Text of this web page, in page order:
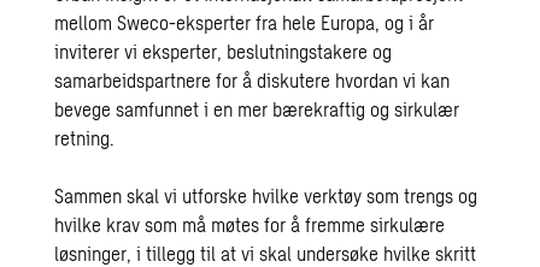
mellom Sweco-eksperter fra hele Europa, og i år
inviterer vi eksperter, beslutningstakere og
samarbeidspartnere for å diskutere hvordan vi kan
bevege samfunnet i en mer bærekraftig og sirkulær
retning.
Sammen skal vi utforske hvilke verktøy som trengs og
hvilke krav som må møtes for å fremme sirkulære
løsninger, i tillegg til at vi skal undersøke hvilke skritt